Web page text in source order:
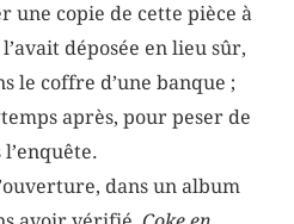
une copie de cette pièce à
déposée en lieu sûr,
le coffre d’une banque ;
après, pour peser de
dans un album